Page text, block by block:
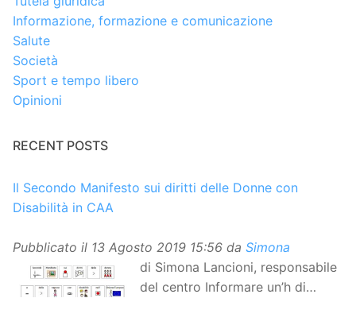
Informazione, formazione e comunicazione
Salute
Società
Sport e tempo libero
Opinioni
RECENT POSTS
Il Secondo Manifesto sui diritti delle Donne con
Disabilità in CAA
Pubblicato il 13 Agosto 2019 15:56 da Simona
di Simona Lancioni, responsabile
del centro Informare un’h di